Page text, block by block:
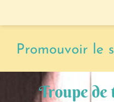
Promouvoir le
Troupe de